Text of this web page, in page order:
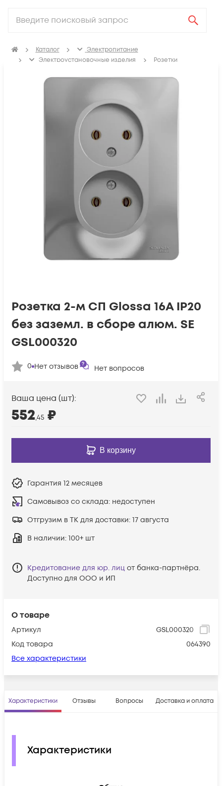
Каталог
Электропитание
Электроустановочные изделия
Розетки
О товаре
Артикул
GSL000320
Код товара
064390
Все характеристики
Розетка 2-м СП Glossa 16А IP20
без заземл. в сборе алюм. SE
GSL000320
0 Нет отзывов Нет вопросов
Ваша цена (шт):
552,45 ₽
В корзину
Гарантия 12 месяцев
Самовывоз со склада: недоступен
Отгрузим в ТК для доставки: 17 августа
В наличии: 100+ шт
Кредитование для юр. лиц от банка-партнёра.
Доступно для ООО и ИП
Характеристики Отзывы Вопросы Доставка и оплата
Характеристики